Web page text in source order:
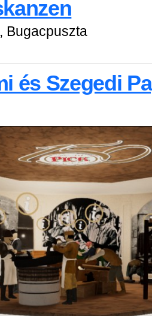
, Bugacpuszta
és Szegedi